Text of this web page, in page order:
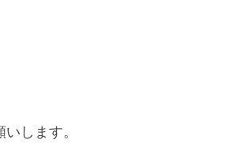
します。